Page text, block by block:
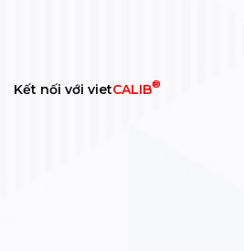
Kết nối với vietCALIB®